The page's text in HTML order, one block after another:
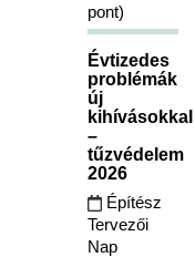
pont)
Évtizedes
problémák
új
kihívásokkal
–
tűzvédelem
2026
Építész
Tervezői
Nap